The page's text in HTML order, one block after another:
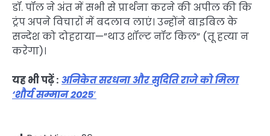
डॉ. पॉल ने अंत में सभी से प्रार्थना करने की अपील की कि
ट्रंप अपने विचारों में बदलाव लाएं। उन्होंने बाइबिल के
सन्देश को दोहराया—”थाउ शॉल्ट नॉट किल” (तू हत्या न
करेगा)।
यह भी पढ़ें : अनिकेत सरधना और सुदिति राजे को मिला
‘शौर्य सम्मान 2025′